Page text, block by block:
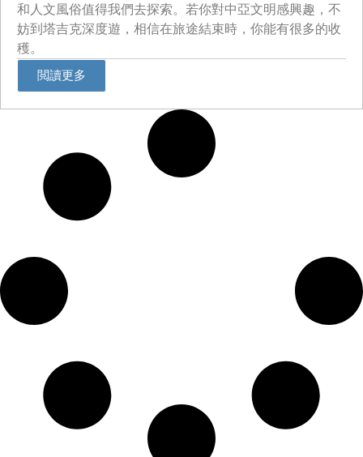
和人文風俗值得我們去探索。若你對中亞文明感興趣，不
妨到塔吉克深度遊，相信在旅途結束時，你能有很多的收
穫。
閲讀更多